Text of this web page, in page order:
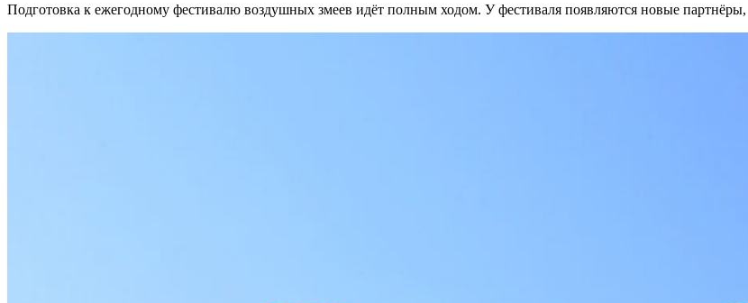
Подготовка к ежегодному фестивалю воздушных змеев идёт полным ходом. У фестиваля появляются новые